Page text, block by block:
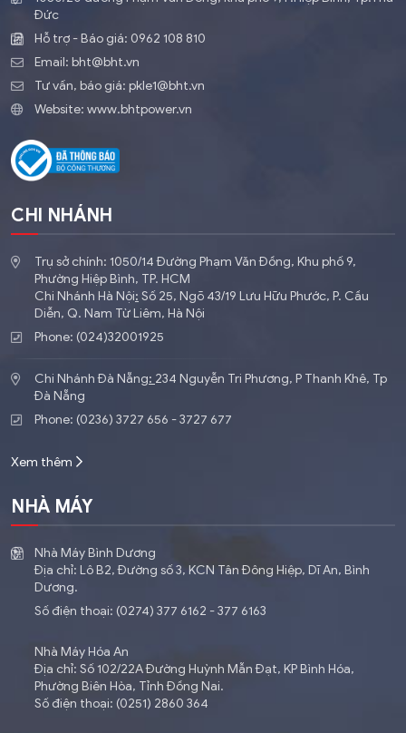
Đức
Hỗ trợ - Báo giá: 0962 108 810
Email: bht@bht.vn
Tư vấn, báo giá: pkle1@bht.vn
Website: www.bhtpower.vn
CHI NHÁNH
Trụ sở chính: 1050/14 Đường Phạm Văn Đồng, Khu phố 9,
Phường Hiệp Bình, TP. HCM
Chi Nhánh Hà Nội: ​Số 25, Ngõ 43/19 Lưu Hữu Phước, P. Cầu
Diễn, Q. Nam Từ Liêm, Hà Nội
Phone: (024)32001925
Chi Nhánh Đà Nẵng: 234 Nguyễn Tri Phương, P Thanh Khê, Tp
Đà Nẵng
Phone: (0236) 3727 656 - 3727 677
Xem thêm
NHÀ MÁY
Nhà Máy Bình Dương
Địa chỉ: Lô B2, Đường số 3, KCN Tân Đông Hiệp, Dĩ An, Bình
Dương.
Số điện thoại: (0274) 377 6162 - 377 6163
Nhà Máy Hóa An
Địa chỉ: Số 102/22A Đường Huỳnh Mẫn Đạt, KP Bình Hóa,
Phường Biên Hòa, Tỉnh Đồng Nai.
Số điện thoại: (0251) 2860 364